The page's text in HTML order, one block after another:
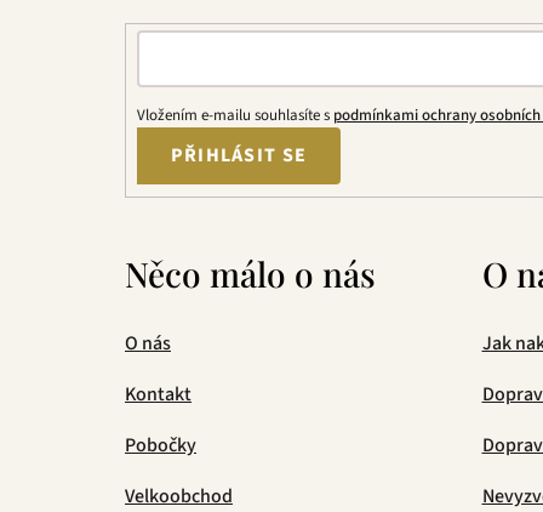
Vložením e-mailu souhlasíte s podmínkami ochrany
PŘIHLÁSIT SE
Něco málo o nás
O nás
Kontakt
Pobočky
Velkoobchod
O
Jak